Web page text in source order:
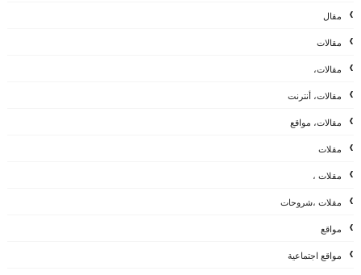
مقال
مقالات
مقالات،
مقالات، أنترنت
مقالات، مواقع
مقلات
مقلات ،
مقلات ،شروحات
مواقع
مواقع اجتماعية